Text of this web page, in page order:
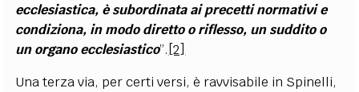
ecclesiastica, è subordinata ai precetti normativi e
condiziona, in modo diretto o riflesso, un suddito o
un organo ecclesiastico”. [2]
Una terza via, per certi versi, è ravvisabile in Spinelli,